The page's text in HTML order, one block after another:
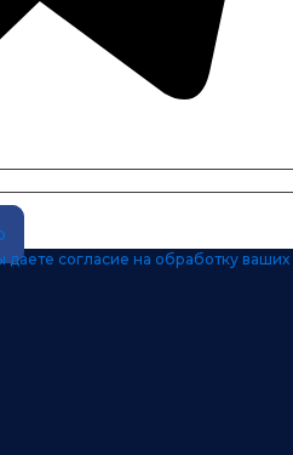
согласие на обработку ваших